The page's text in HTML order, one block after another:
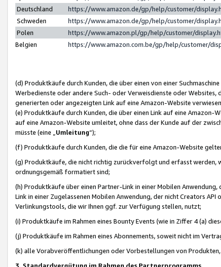
Deutschland
https://www.amazon.de/gp/help/customer/
Schweden
https://www.amazon.de/gp/help/customer/
Polen
https://www.amazon.pl/gp/help/customer/
Belgien
https://www.amazon.com.be/gp/help/customer/
(d) Produktkäufe durch Kunden, die über einen von einer
Werbedienste oder andere Such- oder Verweisdienste oder Websites,
generierten oder angezeigten Link auf eine Amazon-Website
(e) Produktkäufe durch Kunden, die über einen Link auf eine
auf eine Amazon-Website umleitet, ohne dass der Kunde auf der
müsste (eine „ Umleitung“);
(f) Produktkäufe durch Kunden, die die für eine Amazon-Website
(g) Produktkäufe, die nicht richtig zurückverfolgt und erfasst werden,
ordnungsgemäß formatiert sind;
(h) Produktkäufe über einen Partner-Link in einer Mobilen
Link in einer Zugelassenen Mobilen Anwendung, der nicht Creators
Verlinkungstools, die wir Ihnen ggf. zur Verfügung stellen, nutzt;
(i) Produktkäufe im Rahmen eines Bounty Events (wie in Ziffer 4 (a)
(j) Produktkäufe im Rahmen eines Abonnements, soweit nicht im
(k) alle Vorabveröffentlichungen oder Vorbestellungen von
3. Standardvergütung im Rahmen des Partnerprogramms